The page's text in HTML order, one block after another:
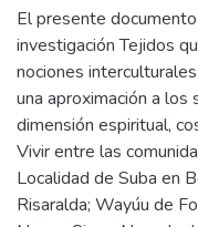
El presente
investigación Tejidos
nociones
una aproximación a
dimensión espiritual,
Vivir entre las
Localidad de Suba en
Risaralda; Wayúu de